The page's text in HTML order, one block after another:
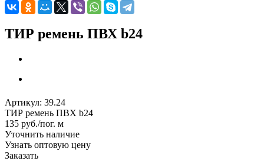
ТИР ремень ПВХ b24
Артикул: 39.24
ТИР ремень ПВХ b24
135 руб./пог. м
Уточнить наличие
Узнать оптовую цену
Заказать